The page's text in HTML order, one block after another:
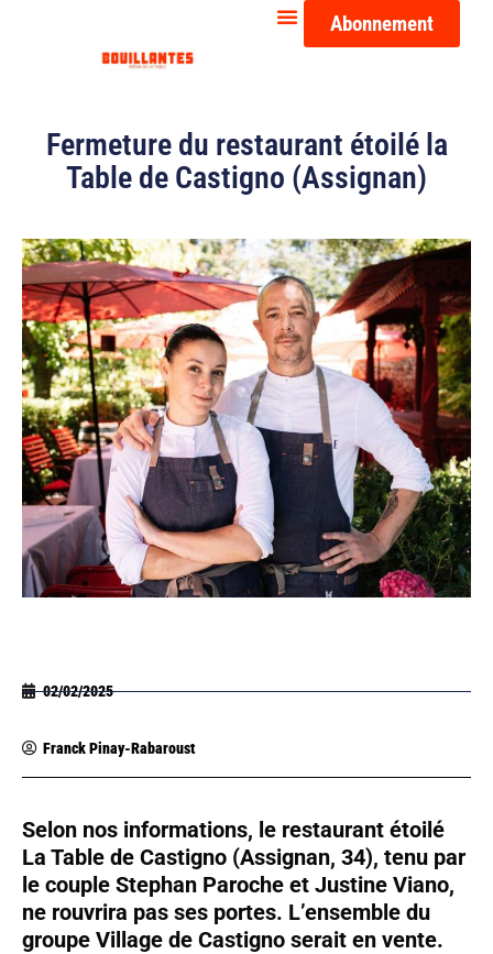
Abonnement
Fermeture du restaurant étoilé la
Table de Castigno (Assignan)
02/02/2025
Franck Pinay-Rabaroust
Selon nos informations, le restaurant étoilé
La Table de Castigno (Assignan, 34), tenu par
le couple Stephan Paroche et Justine Viano,
ne rouvrira pas ses portes. L’ensemble du
groupe Village de Castigno serait en vente.